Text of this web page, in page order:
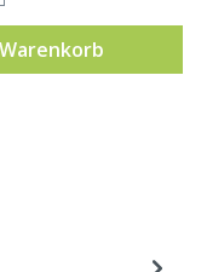
gewünschten